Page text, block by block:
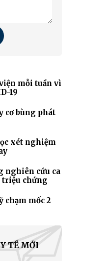
mỗi tuần vì
19
cơ bùng phát
xét nghiệm
nghiên cứu ca
triệu chứng
chạm mốc 2
TẾ MỚI